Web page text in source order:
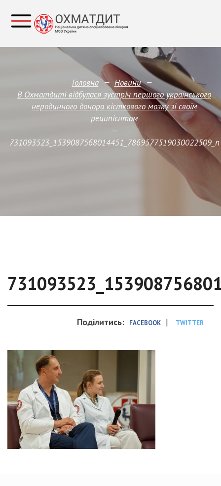
Головна — Новини —
В Охматдиті відбулася зустріч першого українського
неродинного донора кісткового мозку зі своїм
реципієнтом
—
731093523_1539087568014451_7869577519030022509_n
Поділитись: FACEBOOK | TWITTER